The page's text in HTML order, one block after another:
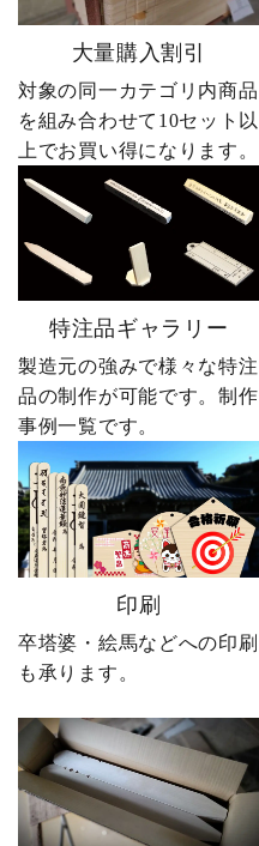
大量購入割引
対象の同一カテゴリ内商品
を組み合わせて10セット以
上でお買い得になります。
特注品ギャラリー
製造元の強みで様々な特注
品の制作が可能です。制作
事例一覧です。
印刷
卒塔婆・絵馬などへの印刷
も承ります。